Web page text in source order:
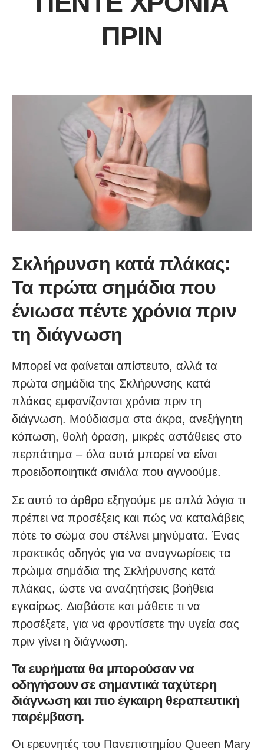
ΠΡΙΝ
Σκλήρυνση κατά πλάκας:
Τα πρώτα σημάδια που
ένιωσα πέντε χρόνια πριν
τη διάγνωση
Μπορεί να φαίνεται απίστευτο, αλλά τα
πρώτα σημάδια της Σκλήρυνσης κατά
πλάκας εμφανίζονται χρόνια πριν τη
διάγνωση. Μούδιασμα στα άκρα, ανεξήγητη
κόπωση, θολή όραση, μικρές αστάθειες στο
περπάτημα – όλα αυτά μπορεί να είναι
προειδοποιητικά σινιάλα που αγνοούμε.
Σε αυτό το άρθρο εξηγούμε με απλά λόγια τι
πρέπει να προσέξεις και πώς να καταλάβεις
πότε το σώμα σου στέλνει μηνύματα. Ένας
πρακτικός οδηγός για να αναγνωρίσεις τα
πρώιμα σημάδια της Σκλήρυνσης κατά
πλάκας, ώστε να αναζητήσεις βοήθεια
εγκαίρως. Διαβάστε και μάθετε τι να
προσέξετε, για να φροντίσετε την υγεία σας
πριν γίνει η διάγνωση.
Τα ευρήματα θα μπορούσαν να
οδηγήσουν σε σημαντικά ταχύτερη
διάγνωση και πιο έγκαιρη θεραπευτική
παρέμβαση.
Οι ερευνητές του Πανεπιστημίου Queen Mary